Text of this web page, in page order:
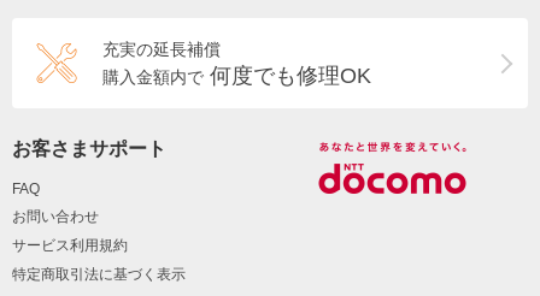
充実の延長補償
購入金額内で 何度でも修理OK
お客さまサポート
FAQ
お問い合わせ
サービス利用規約
特定商取引法に基づく表示